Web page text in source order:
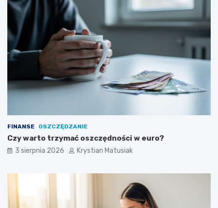
FINANSE OSZCZĘDZANIE
Czy warto trzymać oszczędności w euro?
3 sierpnia 2026 Krystian Matusiak